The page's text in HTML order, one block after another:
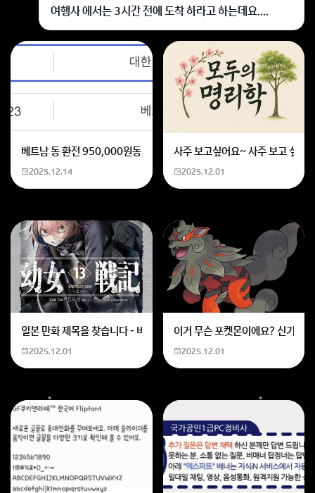
여행사 에서는 3시간 전에 도착 하라고 하는데요....
네
최소 3시간입니다
☆ 답변채택은 저에게 힘이 됩니다.감사합니다!
회원가입 혹은 광고 [X]를 누르면 내용이 보입니다
베트남 동 환전 950,000원동 한화 계산할때0하나 빼고 나누기 2하면
2025.12.14
사주 보고싶어요~ 사주 보고 싶
2025.12.01
일본 만화 제목을 찾습니다 - 비행 마법 저격 여자 기억하기로는 위의 내
2025.12.01
이거 무슨 포켓몬이에요? 신기하
2025.12.01